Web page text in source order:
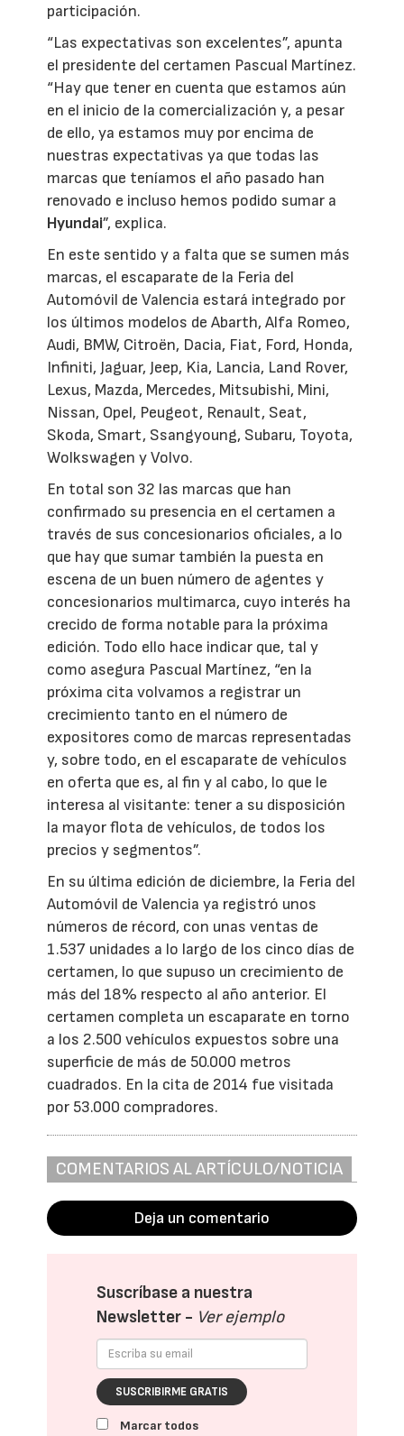
participación.
“Las expectativas son excelentes”, apunta
el presidente del certamen Pascual Martínez.
“Hay que tener en cuenta que estamos aún
en el inicio de la comercialización y, a pesar
de ello, ya estamos muy por encima de
nuestras expectativas ya que todas las
marcas que teníamos el año pasado han
renovado e incluso hemos podido sumar a
Hyundai”, explica.
En este sentido y a falta que se sumen más
marcas, el escaparate de la Feria del
Automóvil de Valencia estará integrado por
los últimos modelos de Abarth, Alfa Romeo,
Audi, BMW, Citroën, Dacia, Fiat, Ford, Honda,
Infiniti, Jaguar, Jeep, Kia, Lancia, Land Rover,
Lexus, Mazda, Mercedes, Mitsubishi, Mini,
Nissan, Opel, Peugeot, Renault, Seat,
Skoda, Smart, Ssangyoung, Subaru, Toyota,
Wolkswagen y Volvo.
En total son 32 las marcas que han
confirmado su presencia en el certamen a
través de sus concesionarios oficiales, a lo
que hay que sumar también la puesta en
escena de un buen número de agentes y
concesionarios multimarca, cuyo interés ha
crecido de forma notable para la próxima
edición. Todo ello hace indicar que, tal y
como asegura Pascual Martínez, “en la
próxima cita volvamos a registrar un
crecimiento tanto en el número de
expositores como de marcas representadas
y, sobre todo, en el escaparate de vehículos
en oferta que es, al fin y al cabo, lo que le
interesa al visitante: tener a su disposición
la mayor flota de vehículos, de todos los
precios y segmentos”.
En su última edición de diciembre, la Feria del
Automóvil de Valencia ya registró unos
números de récord, con unas ventas de
1.537 unidades a lo largo de los cinco días de
certamen, lo que supuso un crecimiento de
más del 18% respecto al año anterior. El
certamen completa un escaparate en torno
a los 2.500 vehículos expuestos sobre una
superficie de más de 50.000 metros
cuadrados. En la cita de 2014 fue visitada
por 53.000 compradores.
COMENTARIOS AL ARTÍCULO/NOTICIA
Deja un comentario
Suscríbase a nuestra
Newsletter - Ver ejemplo
SUSCRIBIRME GRATIS
Marcar todos